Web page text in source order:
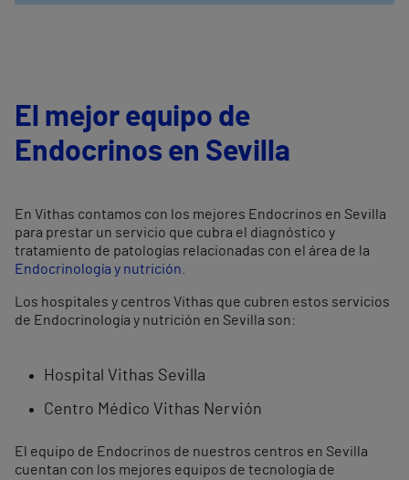
El mejor equipo de
Endocrinos en Sevilla
En Vithas contamos con los mejores Endocrinos en Sevilla
para prestar un servicio que cubra el diagnóstico y
tratamiento de patologías relacionadas con el área de la
Endocrinología y nutrición
Los hospitales y centros Vithas que cubren estos servicios
de Endocrinología y nutrición en Sevilla son:
Hospital Vithas Sevilla
Centro Médico Vithas Nervión
El equipo de Endocrinos de nuestros centros en Sevilla
cuentan con los mejores equipos de tecnología de